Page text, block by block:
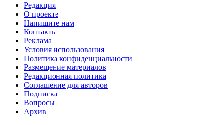
Редакция
О проекте
Напишите нам
Контакты
Реклама
Условия использования
Политика конфиденциальности
Размещение материалов
Редакционная политика
Соглашение для авторов
Подписка
Вопросы
Архив